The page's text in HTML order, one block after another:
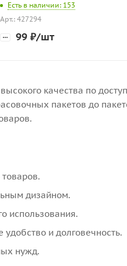
Есть в наличии: 153
Арт.: 427294
99 ₽/шт
качества по
пакетов до
дизайном.
использования.
и долговечность.
нужд.